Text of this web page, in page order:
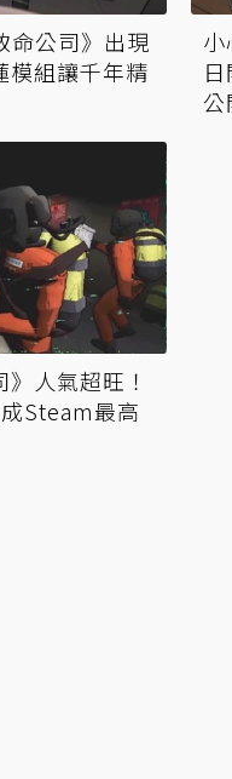
命公司》出現
模組讓千年精
公
人氣超旺！
Steam最高